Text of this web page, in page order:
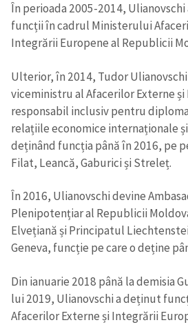
Trimite o informație
În perioada 2005-2014,
funcții în cadrul Ministerului
Integrării Europene al Republicii
Ulterior, în 2014, Tudor
viceministru al Afacerilor Externe
responsabil inclusiv pentru
relațiile economice internaționale
deținând funcția până în 2016, pe
Filat, Leancă, Gaburici și Streleț.
În 2016, Ulianovschi devine
Plenipotențiar al Republicii
Elvețiană și Principatul
Geneva, funcție pe care o deține
Din ianuarie 2018 până la demisia
lui 2019, Ulianovschi a deținut
Afacerilor Externe și Integrării